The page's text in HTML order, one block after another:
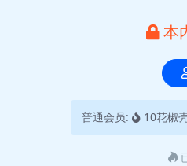
本
普通会员: 10花椒